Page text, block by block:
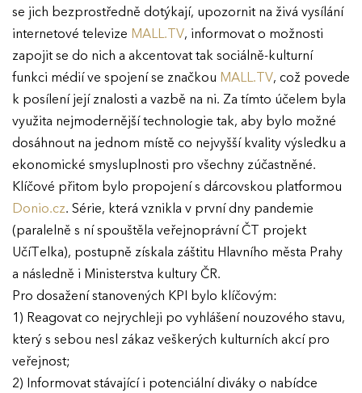
se jich bezprostředně dotýkají, upozornit na živá vysílání
internetové televize MALL.TV, informovat o možnosti
zapojit se do nich a akcentovat tak sociálně-kulturní
funkci médií ve spojení se značkou MALL.TV, což povede
k posílení její znalosti a vazbě na ni. Za tímto účelem byla
využita nejmodernější technologie tak, aby bylo možné
dosáhnout na jednom místě co nejvyšší kvality výsledku a
ekonomické smysluplnosti pro všechny zúčastněné.
Klíčové přitom bylo propojení s dárcovskou platformou
Donio.cz. Série, která vznikla v první dny pandemie
(paralelně s ní spouštěla veřejnoprávní ČT projekt
UčíTelka), postupně získala záštitu Hlavního města Prahy
a následně i Ministerstva kultury ČR.
Pro dosažení stanovených KPI bylo klíčovým:
1) Reagovat co nejrychleji po vyhlášení nouzového stavu,
který s sebou nesl zákaz veškerých kulturních akcí pro
veřejnost;
2) Informovat stávající i potenciální diváky o nabídce